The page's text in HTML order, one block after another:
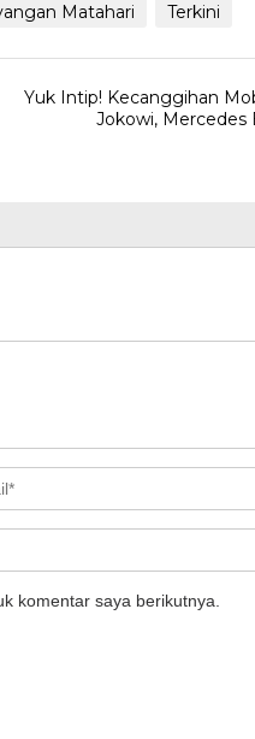
Matahari Terkini
Yuk Intip! Kecanggihan
Jokowi, Mercedes
komentar saya berikutnya.